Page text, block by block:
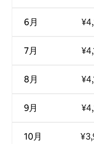
6月
7月
8月
9月
10月